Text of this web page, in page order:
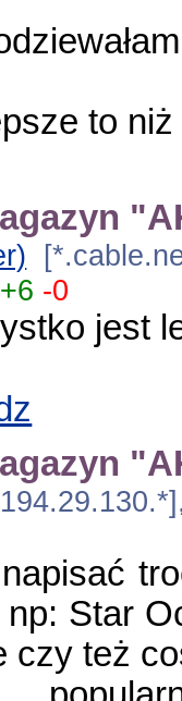
to niż
+6 -0
jest
np: Star
czy też